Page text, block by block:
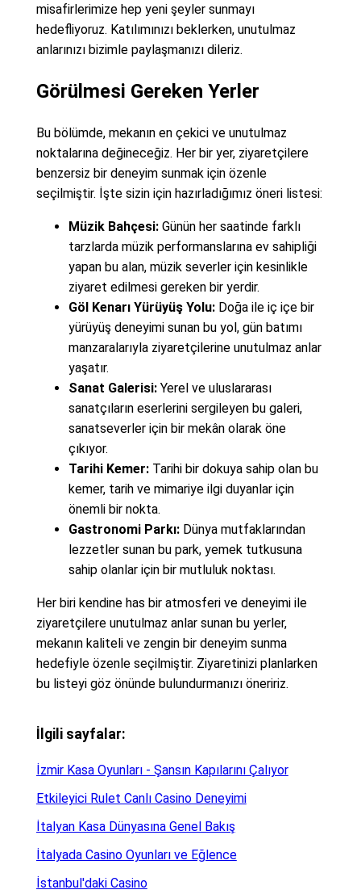
misafirlerimize hep yeni şeyler sunmayı
hedefliyoruz. Katılımınızı beklerken, unutulmaz
anlarınızı bizimle paylaşmanızı dileriz.
Görülmesi Gereken Yerler
Bu bölümde, mekanın en çekici ve unutulmaz
noktalarına değineceğiz. Her bir yer, ziyaretçilere
benzersiz bir deneyim sunmak için özenle
seçilmiştir. İşte sizin için hazırladığımız öneri listesi:
Müzik Bahçesi:Günün her saatinde farklı
tarzlarda müzik performanslarına ev sahipliği
yapan bu alan, müzik severler için kesinlikle
ziyaret edilmesi gereken bir yerdir.
Göl Kenarı Yürüyüş Yolu:Doğa ile iç içe bir
yürüyüş deneyimi sunan bu yol, gün batımı
manzaralarıyla ziyaretçilerine unutulmaz anlar
yaşatır.
Sanat Galerisi:Yerel ve uluslararası
sanatçıların eserlerini sergileyen bu galeri,
sanatseverler için bir mekân olarak öne
çıkıyor.
Tarihi Kemer:Tarihi bir dokuya sahip olan bu
kemer, tarih ve mimariye ilgi duyanlar için
önemli bir nokta.
Gastronomi Parkı:Dünya mutfaklarından
lezzetler sunan bu park, yemek tutkusuna
sahip olanlar için bir mutluluk noktası.
Her biri kendine has bir atmosferi ve deneyimi ile
ziyaretçilere unutulmaz anlar sunan bu yerler,
mekanın kaliteli ve zengin bir deneyim sunma
hedefiyle özenle seçilmiştir. Ziyaretinizi planlarken
bu listeyi göz önünde bulundurmanızı öneririz.
İlgili sayfalar:
İzmir Kasa Oyunları - Şansın Kapılarını Çalıyor
Etkileyici Rulet Canlı Casino Deneyimi
İtalyan Kasa Dünyasına Genel Bakış
İtalyada Casino Oyunları ve Eğlence
İstanbul'daki Casino